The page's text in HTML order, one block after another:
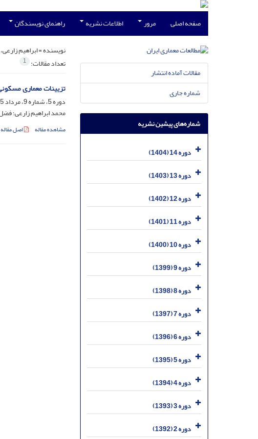
صفحه اصلی مرور اطلاعات نشریه راهنمای نویسندگان
نویسنده =ابراهیم
تعداد مقالات: 1
تزیینات معماری
دوره 5، شماره 9، مرداد 1395، صفحه
محمد ابراهیم زارعی؛
مشاهده مقاله اصل مقاله
مقالات آماده انتشار
شماره جاری
شماره‌های پیشین نشریه
دوره 14 (1404)
دوره 13 (1403)
دوره 12 (1402)
دوره 11 (1401)
دوره 10 (1400)
دوره 9 (1399)
دوره 8 (1398)
دوره 7 (1397)
دوره 6 (1396)
دوره 5 (1395)
دوره 4 (1394)
دوره 3 (1393)
دوره 2 (1392)